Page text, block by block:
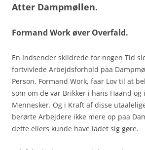
Atter Dampmøllen.
Formand Work øver Overfald.
En Indsender skildrede for nogen Tid
fortvivlede Arbejdsforhold paa
Person, Formand Work, faar Lov til at
som om de var Brikker i hans Haand og
Mennesker. Og i Kraft af disse
berørte Arbejdere ikke mere op paa
dette ellers kunde have ladet sig gøre.